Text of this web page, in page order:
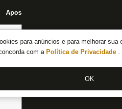
para anúncios e para melhorar sua
com a Política de Privacidade .
OK
Apostas
Notícias do
Fórum
Jogos